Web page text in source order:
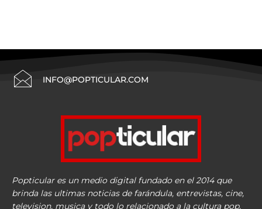
INFO@POPTICULAR.COM
Popticular es un medio digital fundado en el 2014 que
brinda las ultimas noticias de farándula, entrevistas, cine,
television, musica y todo lo relacionado a la cultura pop.